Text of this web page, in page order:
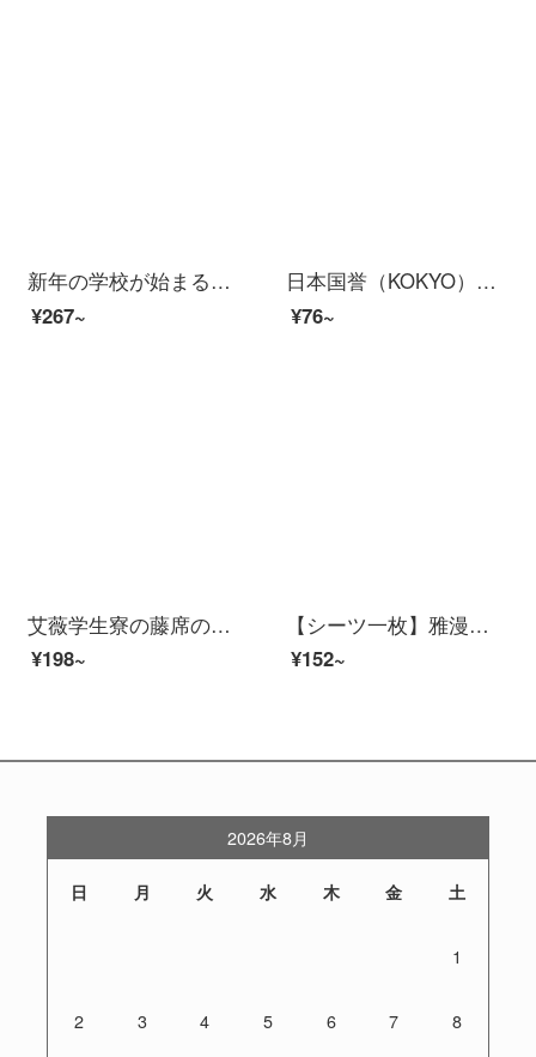
新年の学校が始まる時に必ず露店を用意します。プレゼントのアイデアは3 D消しゴムで、かわいいピカチュウの小学生の賞品は文具を注文して卸売りします。学生のプレゼントは全部で36個入ります。（卸売り価格）
¥267~
日本国誉（KOKYO）学生用文具猫・携帯小型点々テープ貼付テープ本体8 m*6 mm紫粉WSG-DM 2 M 45-06 VP
¥76~
艾薇学生寮の藤席の夏のシングルルームの上に、ござ0.9メートルのベッドのエアコン席の90*190 cmを下敷きします。
¥198~
【シーツ一枚】雅漫婷のシーツ単品ベッドシーツ学生寮棟のシングルベッドシーツのペアシーツイルカ1.1メートル×2.2メートル【シーツ一枚】シーツ
¥152~
2026年8月
日 月 火 水 木 金 土
1
2 3 4 5 6 7 8